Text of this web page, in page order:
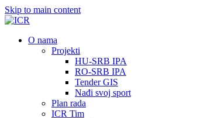
Skip to main content
О nama
Projekti
HU-SRB IPA
RO-SRB IPA
Tender GIS
Nađi svoj sport
Plan rada
ICR Tim